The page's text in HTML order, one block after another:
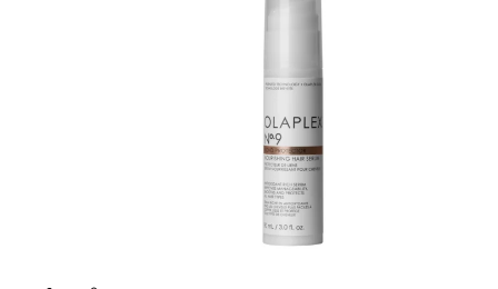
Trattamento
viso notte
viso 24 ore
Trattamento
viso antietà
Trattamento
Trattamento
labbra
trattanti
Scrub
Maschere
Sieri
Cofanetti